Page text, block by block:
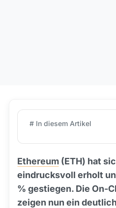
# In diesem Artikel
Ethereum (ETH) hat
eindrucksvoll erholt
% gestiegen. Die On-
zeigen nun ein